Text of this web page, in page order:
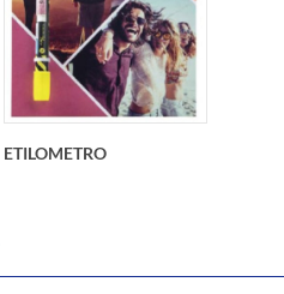
ETILOMETRO